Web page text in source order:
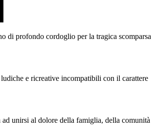
di profondo cordoglio per la tragica scomparsa
e ricreative incompatibili con il carattere
unirsi al dolore della famiglia, della comunità